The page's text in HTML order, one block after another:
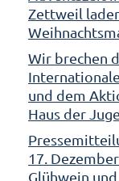
Zettweil
Wir brechen
und dem
Haus der
17.
Glühwein